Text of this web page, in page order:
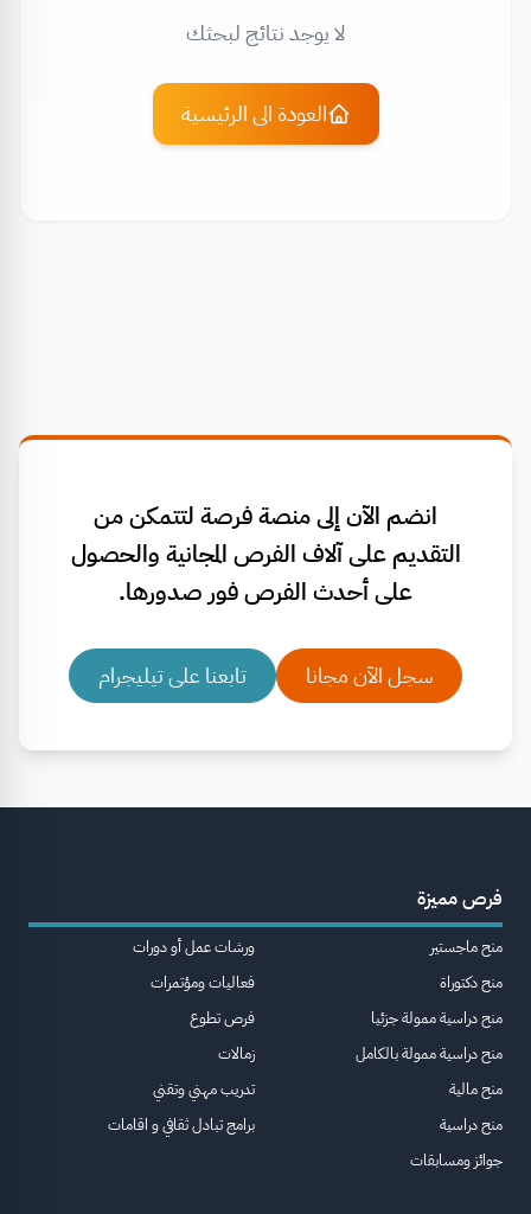
لا يوجد نتائج لبحثك
العودة الى الرئيسية
انضم الآن إلى منصة فرصة لتتمكن من
التقديم على آلاف الفرص المجانية والحصول
على أحدث الفرص فور صدورها.
سجل الآن مجانا تابعنا على تيليجرام
فرص مميزة
منح ماجستير
منح دكتوراة
منح دراسية ممولة جزئيا
منح دراسية ممولة بالكامل
منح مالية
منح دراسية
جوائز ومسابقات
ورشات عمل أو دورات
فعاليات ومؤتمرات
فرص تطوع
زمالات
تدريب مهني وتقني
برامج تبادل ثقافي و اقامات